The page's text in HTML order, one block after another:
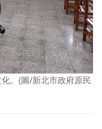
。(圖/新北市政府原民